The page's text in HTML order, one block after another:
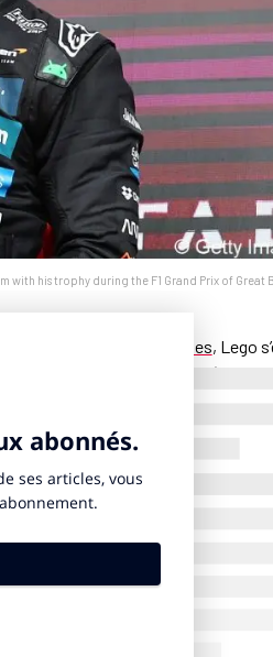
with his trophy during the F1 Grand Prix of Great
avec ses briques, Lego
Grand Prix de Silverstone
place.
Automobile Club (RAC). Ces
heures à 7 constructeurs du groupe
du nouveau partenariat mondial